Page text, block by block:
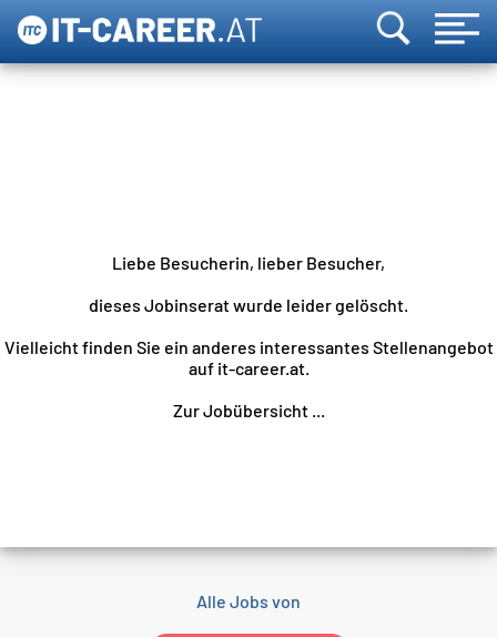
Liebe Besucherin, lieber Besucher,
dieses Jobinserat wurde leider gelöscht.
Vielleicht finden Sie ein anderes interessantes Stellenangebot
auf it-career.at.
Zur Jobübersicht ...
Alle Jobs von